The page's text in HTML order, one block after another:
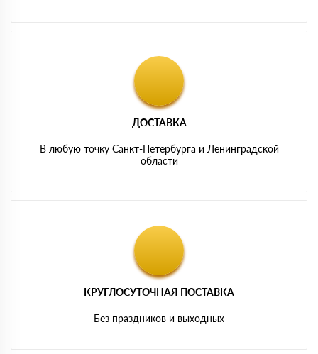
ДОСТАВКА
В любую точку Санкт-Петербурга и Ленинградской
области
КРУГЛОСУТОЧНАЯ ПОСТАВКА
Без праздников и выходных